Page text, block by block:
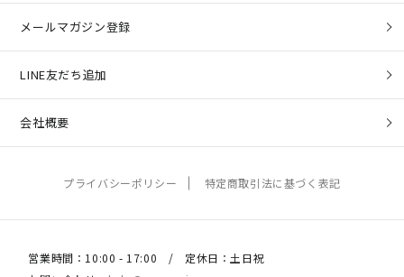
メールマガジン登録
LINE友だち追加
会社概要
プライバシーポリシー 特定商取引法に基づく表記
営業時間：10:00 - 17:00 / 定休日：土日祝